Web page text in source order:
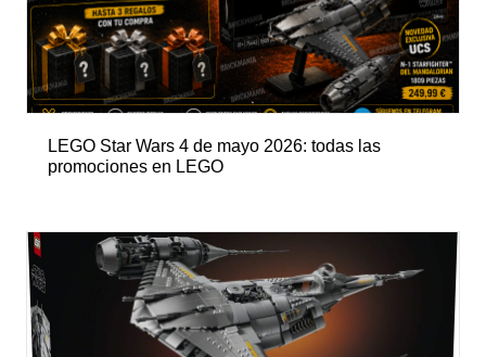
LEGO Star Wars 4 de mayo 2026: todas las
promociones en LEGO